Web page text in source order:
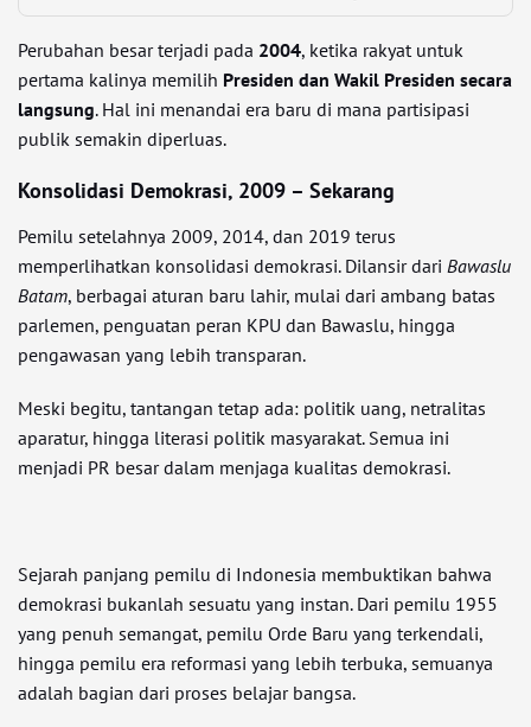
Perubahan besar terjadi pada 2004, ketika rakyat untuk
pertama kalinya memilih Presiden dan Wakil Presiden secara
langsung. Hal ini menandai era baru di mana partisipasi
publik semakin diperluas.
Konsolidasi Demokrasi, 2009 – Sekarang
Pemilu setelahnya 2009, 2014, dan 2019 terus
memperlihatkan konsolidasi demokrasi. Dilansir dari Bawaslu
Batam, berbagai aturan baru lahir, mulai dari ambang batas
parlemen, penguatan peran KPU dan Bawaslu, hingga
pengawasan yang lebih transparan.
Meski begitu, tantangan tetap ada: politik uang, netralitas
aparatur, hingga literasi politik masyarakat. Semua ini
menjadi PR besar dalam menjaga kualitas demokrasi.
Sejarah panjang pemilu di Indonesia membuktikan bahwa
demokrasi bukanlah sesuatu yang instan. Dari pemilu 1955
yang penuh semangat, pemilu Orde Baru yang terkendali,
hingga pemilu era reformasi yang lebih terbuka, semuanya
adalah bagian dari proses belajar bangsa.